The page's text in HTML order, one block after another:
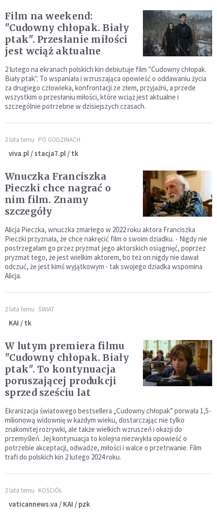
Film na weekend:
"Cudowny chłopak. Biały
ptak". Przesłanie miłości
jest wciąż aktualne
2 lutego na ekranach polskich kin debiutuje film "Cudowny chłopak.
Biały ptak". To wspaniała i wzruszająca opowieść o oddawaniu życia
za drugiego człowieka, konfrontacji ze złem, przyjaźni, a przede
wszystkim o przesłaniu miłości, które wciąż jest aktualne i
szczególnie potrzebne w dzisiejszych czasach.
2 lata temu PO GODZINACH
viva.pl / stacja7.pl / tk
Wnuczka Franciszka
Pieczki chce nagrać o
nim film. Znamy
szczegóły
Alicja Pieczka, wnuczka zmarłego w 2022 roku aktora Franciszka
Pieczki przyznała, że chce nakręcić film o swoim dziadku. - Nigdy nie
postrzegałam go przez pryzmat jego aktorskich osiągnięć, poprzez
pryzmat tego, że jest wielkim aktorem, bo też on nigdy nie dawał
odczuć, że jest kimś wyjątkowym - tak swojego dziadka wspomina
Alicja.
2 lata temu ŚWIAT
KAI / tk
W lutym premiera filmu
"Cudowny chłopak. Biały
ptak". To kontynuacja
poruszającej produkcji
sprzed sześciu lat
Ekranizacja światowego bestsellera „Cudowny chłopak” porwała 1,5-
milionową widownię w każdym wieku, dostarczając nie tylko
znakomitej rozrywki, ale także wielkich wzruszeń i okazji do
przemyśleń. Jej kontynuacja to kolejna niezwykła opowieść o
potrzebie akceptacji, odwadze, miłości i walce o przetrwanie. Film
trafi do polskich kin 2 lutego 2024 roku.
2 lata temu KOŚCIÓŁ
vaticannews.va / KAI / pzk